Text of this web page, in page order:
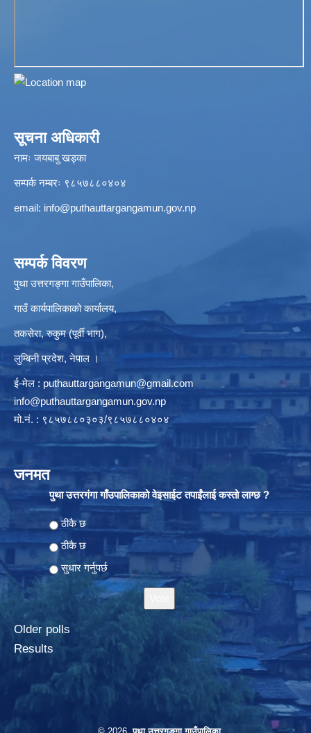
सूचना अधिकारी
नामः जयबाबु खड्का
सम्पर्क नम्बरः ९८५७८८०४०४
email: info@puthauttargangamun.gov.np
सम्पर्क विवरण
पुथा उत्तरगङ्गा गाउँपालिका,
गाउँ कार्यपालिकाको कार्यालय,
तकसेरा, रुकुम (पूर्वी भाग),
लुम्बिनी प्रदेश, नेपाल ।
ई-मेल : puthauttargangamun@gmail.com
info@puthauttargangamun.gov.np
मो.नं. : ९८५७८८०३०३/९८५७८८०४०४
जनमत
पुथा उत्तरगंगा गाँउपालिकाको वेइसाईट तपाईंलाई कस्तो लाग्छ ?
Choices
ठीकै छ
ठीकै छ
सुधार गर्नुपर्छ
Older polls
Results